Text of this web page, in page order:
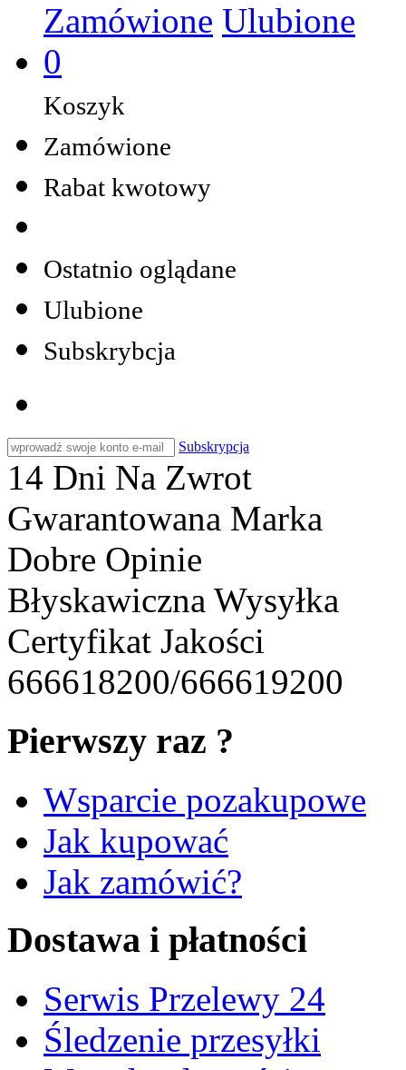
Zamówione Ulubione
0
Koszyk
Zamówione
Rabat kwotowy
Ostatnio oglądane
Ulubione
Subskrybcja
Subskrypcja
14 Dni Na Zwrot
Gwarantowana Marka
Dobre Opinie
Błyskawiczna Wysyłka
Certyfikat Jakości
666618200/666619200
Pierwszy raz ?
Wsparcie pozakupowe
Jak kupować
Jak zamówić?
Dostawa i płatności
Serwis Przelewy 24
Śledzenie przesyłki